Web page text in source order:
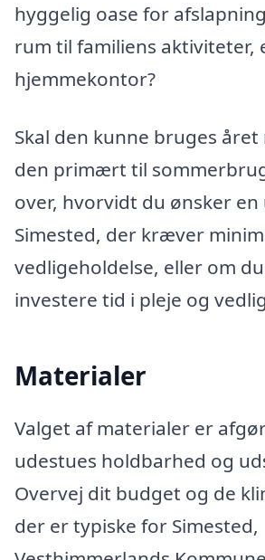
hyggelig oase for
rum til familiens aktiviteter,
hjemmekontor?
Skal den kunne bruges
den primært til
over, hvorvidt du ønsker en
Simested, der kræver
vedligeholdelse, eller om
investere tid i pleje og
Materialer
Valget af materialer er
udestues holdbarhed og
Overvej dit budget og de
der er typiske for Simested,